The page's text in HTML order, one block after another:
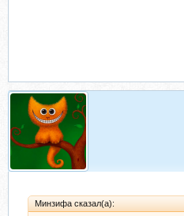
Минзифа сказал(а):